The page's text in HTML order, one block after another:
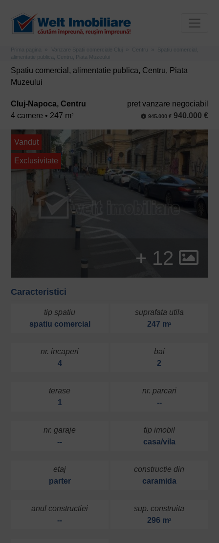
Prima pagina Vanzare Spatii comerciale Cluj Centru
Spatiu comercial,
alimentatie publica, Centru, Piata Muzeului
Spatiu comercial, alimentatie publica, Centru, Piata
Muzeului
Cluj-Napoca, Centru
4 camere • 247 m2
pret vanzare negociabil
945.000 €940.000 €
+ 12
Vandut
Exclusivitate
Caracteristici
tip spatiu
spatiu comercial
suprafata utila
247 m2
nr. incaperi
4
bai
2
terase
1
nr. parcari
--
nr. garaje
--
tip imobil
casa/vila
etaj
parter
constructie din
caramida
anul constructiei
--
sup. construita
296 m2